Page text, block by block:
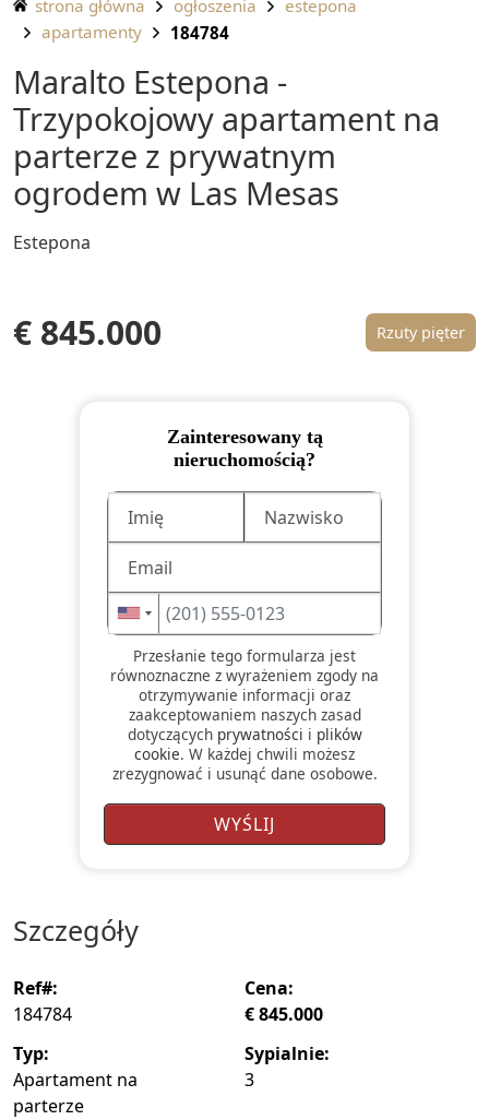
strona główna ogłoszenia
estepona
apartamenty
184784
Maralto Estepona -
Trzypokojowy apartament na
parterze z prywatnym
ogrodem w Las Mesas
Estepona
€ 845.000 Rzuty pięter
Zainteresowany tą
nieruchomością?
Przesłanie tego formularza jest
równoznaczne z wyrażeniem zgody na
otrzymywanie informacji oraz
zaakceptowaniem naszych zasad
dotyczących prywatności i plików
cookie. W każdej chwili możesz
zrezygnować i usunąć dane osobowe.
szczegóły
ref#:
184784
cena:
€ 845.000
typ:
Apartament na
parterze
sypialnie:
3